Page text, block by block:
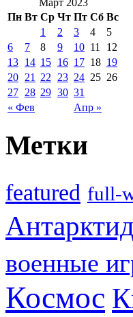
Март 2023
Пн Вт Ср Чт Пт Сб Вс
« Фев Апр »
1 2 3 4
5
6
7 8 9 10 11
12
13 14 15 16 17 18 19
20 21 22 23 24 25 26
27 28 29 30 31
Метки
featured full-
военные
Космос